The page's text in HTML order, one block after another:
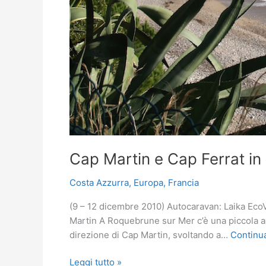
Cap Martin e Cap Ferrat
Costa Azzurra, Europa, Francia
(9 – 12 dicembre 2010) Autocaravan: Laika
Martin A Roquebrune sur Mer c’è una
direzione di Cap Martin, svoltando a…
Cap
Leggi tutto »